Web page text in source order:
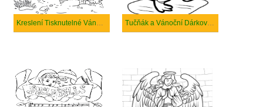
Kreslení Tisknutelné Vánoční Tučňák a Vánoční Dárková Krabička